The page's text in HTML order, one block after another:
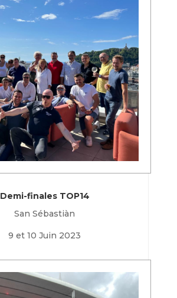
Demi-finales TOP14
San Sébastiàn
9 et 10 Juin 2023